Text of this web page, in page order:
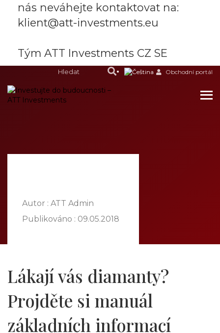
nás neváhejte kontaktovat na:
klient@att-investments.eu
Tým ATT Investments CZ SE
Obchodní portál
NABÍDKA
KONTAKT
Autor : ATT Admin
Publikováno : 09.05.2018
Lákají vás diamanty?
Projděte si manuál
základních informací